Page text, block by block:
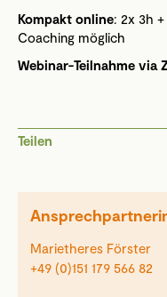
Kompakt online: 2x 3h
Coaching möglich
Webinar-Teilnahme via
Teilen
Marietheres Förster
+49 (0)151 179 566 82